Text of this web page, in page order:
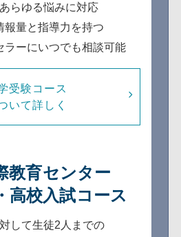
らゆる悩みに対応
報量と指導力を持つ
ラーにいつでも相談可能
受験コース
いて詳しく
教育センター
高校入試コース
して生徒2人までの